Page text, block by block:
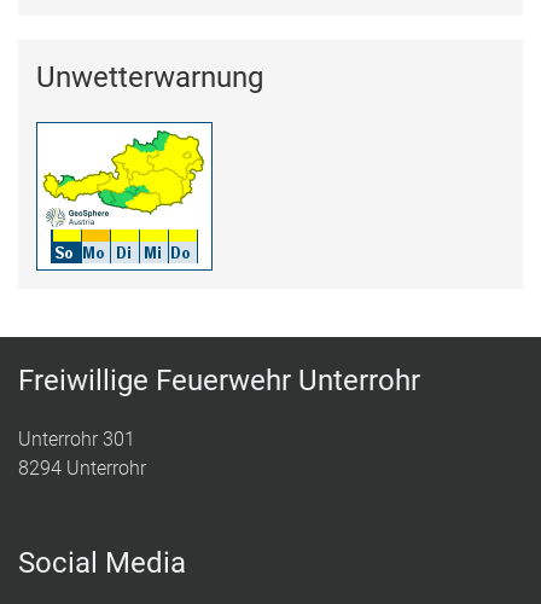
Unwetterwarnung
Freiwillige Feuerwehr Unterrohr
Unterrohr 301
8294 Unterrohr
Social Media